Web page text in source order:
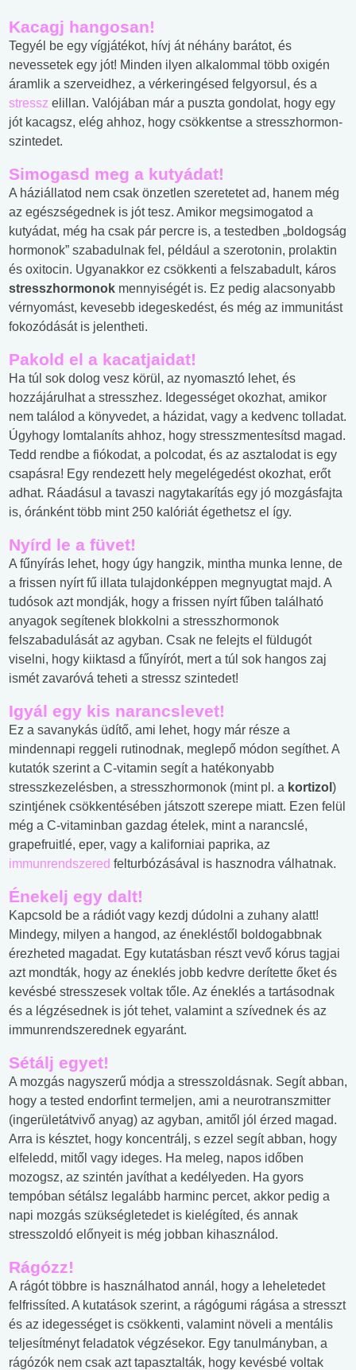
Kacagj hangosan!
Tegyél be egy vígjátékot, hívj át néhány barátot, és
nevessetek egy jót! Minden ilyen alkalommal több oxigén
áramlik a szerveidhez, a vérkeringésed felgyorsul, és a
stressz elillan. Valójában már a puszta gondolat, hogy egy
jót kacagsz, elég ahhoz, hogy csökkentse a stresszhormon-
szintedet.
Simogasd meg a kutyádat!
A háziállatod nem csak önzetlen szeretetet ad, hanem még
az egészségednek is jót tesz. Amikor megsimogatod a
kutyádat, még ha csak pár percre is, a testedben „boldogság
hormonok” szabadulnak fel, például a szerotonin, prolaktin
és oxitocin. Ugyanakkor ez csökkenti a felszabadult, káros
stresszhormonok mennyiségét is. Ez pedig alacsonyabb
vérnyomást, kevesebb idegeskedést, és még az immunitást
fokozódását is jelentheti.
Pakold el a kacatjaidat!
Ha túl sok dolog vesz körül, az nyomasztó lehet, és
hozzájárulhat a stresszhez. Idegességet okozhat, amikor
nem találod a könyvedet, a házidat, vagy a kedvenc tolladat.
Úgyhogy lomtalaníts ahhoz, hogy stresszmentesítsd magad.
Tedd rendbe a fiókodat, a polcodat, és az asztalodat is egy
csapásra! Egy rendezett hely megelégedést okozhat, erőt
adhat. Ráadásul a tavaszi nagytakarítás egy jó mozgásfajta
is, óránként több mint 250 kalóriát égethetsz el így.
Nyírd le a füvet!
A fűnyírás lehet, hogy úgy hangzik, mintha munka lenne, de
a frissen nyírt fű illata tulajdonképpen megnyugtat majd. A
tudósok azt mondják, hogy a frissen nyírt fűben található
anyagok segítenek blokkolni a stresszhormonok
felszabadulását az agyban. Csak ne felejts el füldugót
viselni, hogy kiiktasd a fűnyírót, mert a túl sok hangos zaj
ismét zavaróvá teheti a stressz szintedet!
Igyál egy kis narancslevet!
Ez a savanykás üdítő, ami lehet, hogy már része a
mindennapi reggeli rutinodnak, meglepő módon segíthet. A
kutatók szerint a C-vitamin segít a hatékonyabb
stresszkezelésben, a stresszhormonok (mint pl. a kortizol )
szintjének csökkentésében játszott szerepe miatt. Ezen felül
még a C-vitaminban gazdag ételek, mint a narancslé,
grapefruitlé, eper, vagy a kaliforniai paprika, az
immunrendszered felturbózásával is hasznodra válhatnak.
Énekelj egy dalt!
Kapcsold be a rádiót vagy kezdj dúdolni a zuhany alatt!
Mindegy, milyen a hangod, az énekléstől boldogabbnak
érezheted magadat. Egy kutatásban részt vevő kórus tagjai
azt mondták, hogy az éneklés jobb kedvre derítette őket és
kevésbé stresszesek voltak tőle. Az éneklés a tartásodnak
és a légzésednek is jót tehet, valamint a szívednek és az
immunrendszerednek egyaránt.
Sétálj egyet!
A mozgás nagyszerű módja a stresszoldásnak. Segít abban,
hogy a tested endorfint termeljen, ami a neurotranszmitter
(ingerületátvivő anyag) az agyban, amitől jól érzed magad.
Arra is késztet, hogy koncentrálj, s ezzel segít abban, hogy
elfeledd, mitől vagy ideges. Ha meleg, napos időben
mozogsz, az szintén javíthat a kedélyeden. Ha gyors
tempóban sétálsz legalább harminc percet, akkor pedig a
napi mozgás szükségletedet is kielégíted, és annak
stresszoldó előnyeit is még jobban kihasználod.
Rágózz!
A rágót többre is használhatod annál, hogy a leheletedet
felfrissíted. A kutatások szerint, a rágógumi rágása a stresszt
és az idegességet is csökkenti, valamint növeli a mentális
teljesítményt feladatok végzésekor. Egy tanulmányban, a
rágózók nem csak azt tapasztalták, hogy kevésbé voltak